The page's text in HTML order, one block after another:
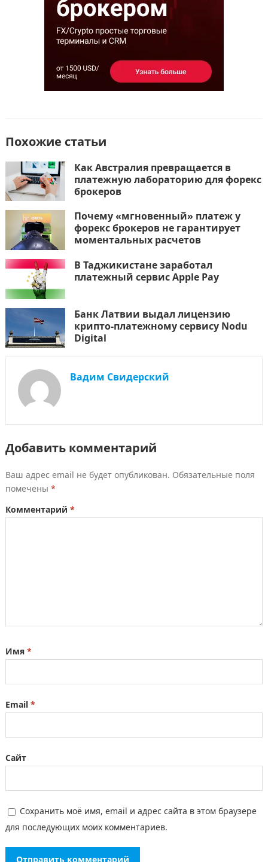
Похожие статьи
Как Австралия превращается в
платежную лабораторию для форекс
брокеров
Почему «мгновенный» платеж у
форекс брокеров не гарантирует
моментальных расчетов
В Таджикистане заработал
платежный сервис Apple Pay
Банк Латвии выдал лицензию
крипто-платежному сервису Nodu
Digital
Вадим Свидерский
Добавить комментарий
Ваш адрес email не будет опубликован. Обязательные поля
помечены *
Комментарий *
Имя *
Email *
Сайт
Сохранить моё имя, email и адрес сайта в этом браузере
для последующих моих комментариев.